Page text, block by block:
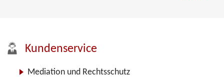
Kundenservice
Mediation und Rechtsschutz